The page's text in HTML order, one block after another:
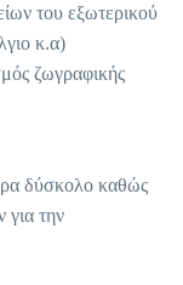
του εξωτερικού
κ.α)
ζωγραφικής
δύσκολο καθώς
για την